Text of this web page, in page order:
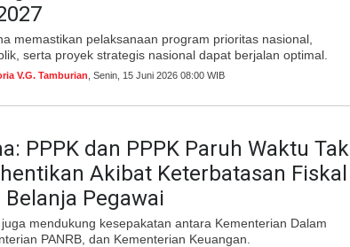
memastikan pelaksanaan program prioritas nasional,
serta proyek strategis nasional dapat berjalan optimal.
V.G. Tamburian , Senin, 15 Juni 2026 08:00 WIB
PPPK dan PPPK Paruh Waktu Tak
Akibat Keterbatasan Fiskal
Pegawai
mendukung kesepakatan antara Kementerian Dalam
PANRB, dan Kementerian Keuangan.